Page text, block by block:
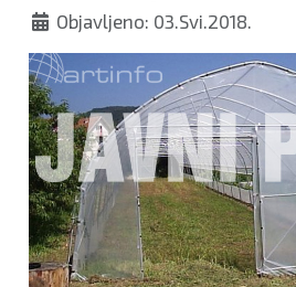
Objavljeno: 03.Svi.2018.